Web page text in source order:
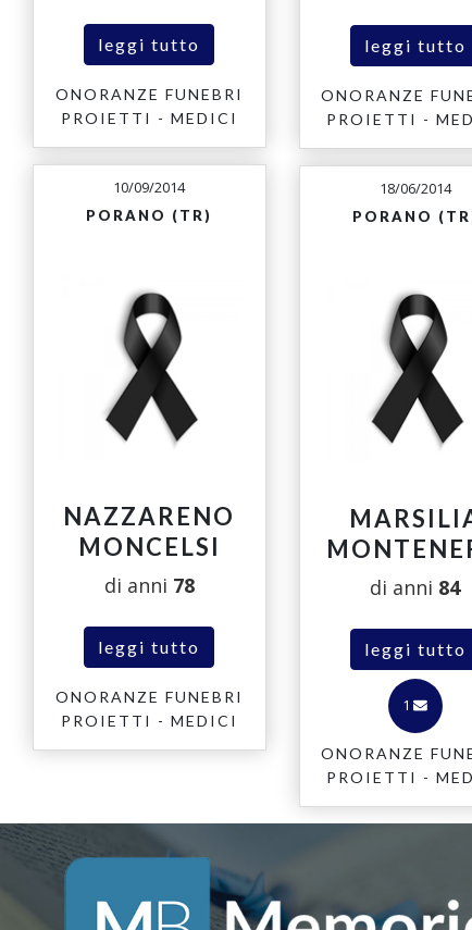
leggi tutto
ONORANZE FUNEBRI
PROIETTI - MEDICI
leggi tutto
ONORANZE
PROIETTI -
10/09/2014
PORANO (TR)
NAZZARENO
MONCELSI
di anni 78
leggi tutto
ONORANZE FUNEBRI
PROIETTI - MEDICI
18/06/2014
PORANO
di anni 84
leggi tutto
1
ONORANZE
PROIETTI -